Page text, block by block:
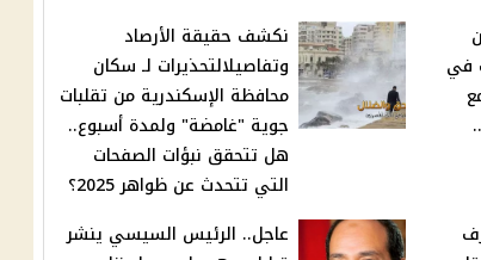
في
نكشف حقيقة الأرصاد
وتفاصيلالتحذيرات لـ سكان
محافظة الإسكندرية من تقلبات
جوية "غامضة" ولمدة أسبوع..
هل تتحقق نبؤات الصفحات
التي تتحدث عن ظواهر 2025؟
عاجل.. الرئيس السيسي ينشر